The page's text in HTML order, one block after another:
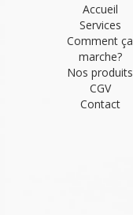
Accueil
Services
Comment ça
marche?
Nos produits
CGV
Contact